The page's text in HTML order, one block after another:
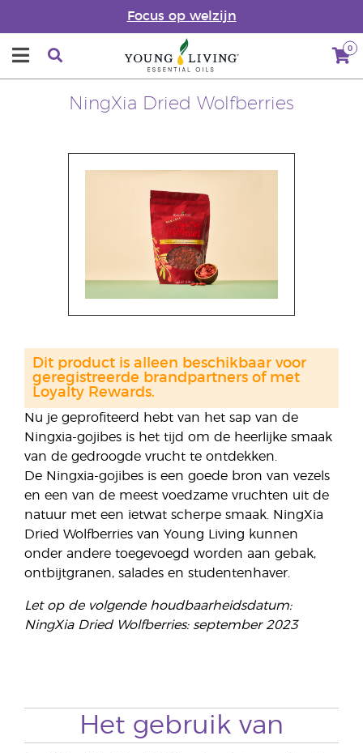
Focus op welzijn
0
NingXia Dried Wolfberries
Nu je geprofiteerd hebt van het sap van de
Ningxia-gojibes is het tijd om de heerlijke smaak
van de gedroogde vrucht te ontdekken.
De Ningxia-gojibes is een goede bron van vezels
en een van de meest voedzame vruchten uit de
natuur met een ietwat scherpe smaak. NingXia
Dried Wolfberries van Young Living kunnen
onder andere toegevoegd worden aan gebak,
ontbijtgranen, salades en studentenhaver.
Let op de volgende houdbaarheidsdatum:
NingXia Dried Wolfberries: september 2023
Dit product is alleen beschikbaar voor
geregistreerde brandpartners of met
Loyalty Rewards.
Het gebruik van